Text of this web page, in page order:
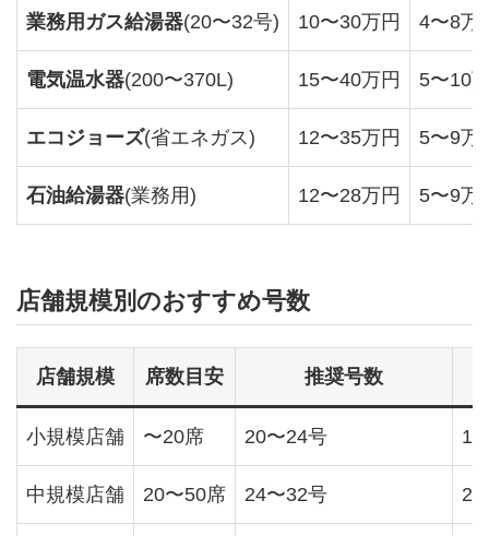
業務用ガス給湯器(20〜32号) 10〜30万円 4〜8万
電気温水器(200〜370L) 15〜40万円 5〜10
エコジョーズ(省エネガス) 12〜35万円 5〜9万
石油給湯器(業務用) 12〜28万円 5〜9万
店舗規模別のおすすめ号数
店舗規模 席数目安 推奨号数
小規模店舗 〜20席 20〜24号 15
中規模店舗 20〜50席 24〜32号 20